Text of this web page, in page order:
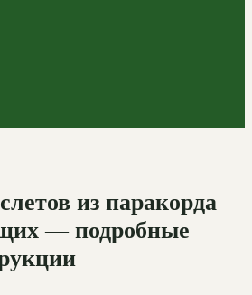
из паракорда
— подробные